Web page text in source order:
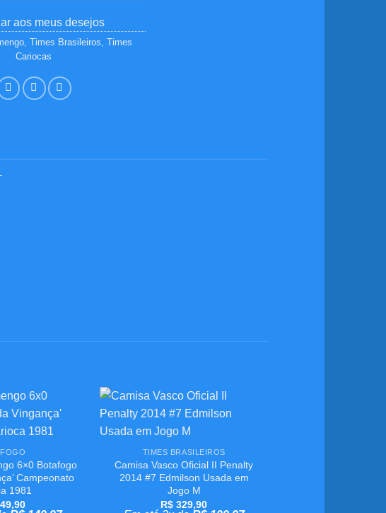
aos meus desejos
,Times Brasileiros ,Times
Cariocas
Adicionar
aos
6×0 Botafogo
Campeonato
1981
desejos
TIMES BRASILEIROS
Camisa Vasco Oficial II Penalty
2014 #7 Edmilson Usada em
Jogo M
R$ 329,90